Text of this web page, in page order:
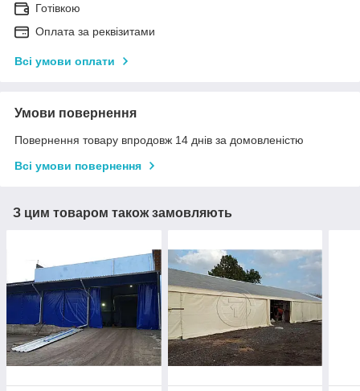
Готівкою
Оплата за реквізитами
Всі умови оплати
Умови повернення
Повернення товару впродовж 14 днів за домовленістю
Всі умови повернення
З цим товаром також замовляють